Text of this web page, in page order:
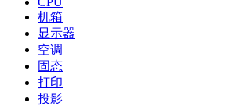
机箱
显示器
空调
固态
打印
投影